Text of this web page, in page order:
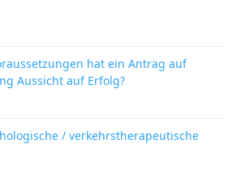
hat ein Antrag auf
Aussicht auf Erfolg?
/ verkehrstherapeutische